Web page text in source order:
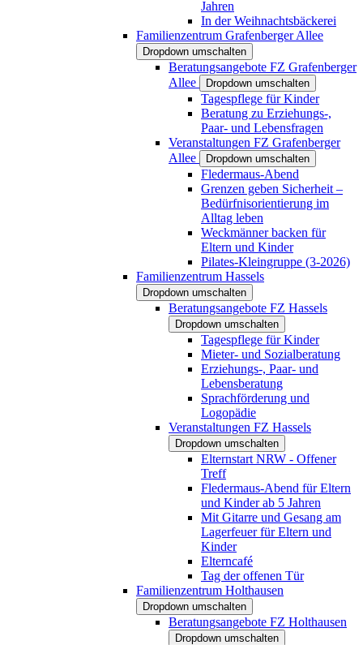
Jahren
In der Weihnachtsbäckerei
Familienzentrum Grafenberger Allee
Dropdown umschalten
Beratungsangebote FZ Grafenberger
Allee
Dropdown umschalten
Tagespflege für Kinder
Beratung zu Erziehungs-,
Paar- und Lebensfragen
Veranstaltungen FZ Grafenberger
Allee
Dropdown umschalten
Fledermaus-Abend
Grenzen geben Sicherheit –
Bedürfnisorientierung im
Alltag leben
Weckmänner backen für
Eltern und Kinder
Pilates-Kleingruppe (3-2026)
Familienzentrum Hassels
Dropdown umschalten
Beratungsangebote FZ Hassels
Dropdown umschalten
Tagespflege für Kinder
Mieter- und Sozialberatung
Erziehungs-, Paar- und
Lebensberatung
Sprachförderung und
Logopädie
Veranstaltungen FZ Hassels
Dropdown umschalten
Elternstart NRW - Offener
Treff
Fledermaus-Abend für Eltern
und Kinder ab 5 Jahren
Mit Gitarre und Gesang am
Lagerfeuer für Eltern und
Kinder
Elterncafé
Tag der offenen Tür
Familienzentrum Holthausen
Dropdown umschalten
Beratungsangebote FZ Holthausen
Dropdown umschalten